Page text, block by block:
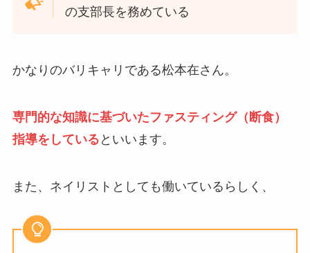
の支部長を務めている
かなりのバリキャリである松本在さん。
専門的な知識に基づいたファスティング（断食）
指導をしている といいます。
また、ネイリストとしても働いているらしく、